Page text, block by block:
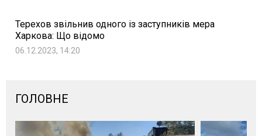
Терехов звільнив одного із заступників мера
Харкова: Що відомо
06.12.2023, 14:20
ГОЛОВНЕ